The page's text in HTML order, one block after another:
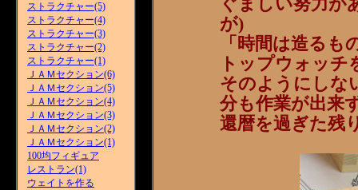
ストラクチャー(5)
ストラクチャー(4)
ストラクチャー(3)
ストラクチャー(2)
ストラクチャー(1)
ＪＡＭセクション(6)
ＪＡＭセクション(5)
ＪＡＭセクション(4)
ＪＡＭセクション(3)
ＪＡＭセクション(2)
ＪＡＭセクション(1)
100均フィギュア
レストラン(1)
ウェイトを作る
が)
「時間は造る
トップウォッチ
そのようにしな
分も作業が出来
還暦を過ぎた残